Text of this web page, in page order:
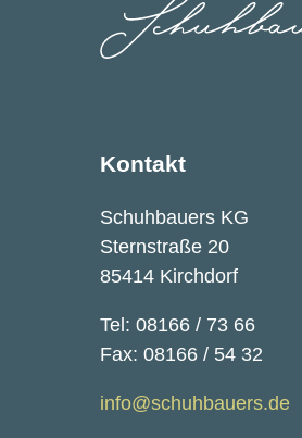
Kontakt
Schuhbauers KG
Sternstraße 20
85414 Kirchdorf
Tel: 08166 / 73 66
Fax: 08166 / 54 32
info@schuhbauers.de